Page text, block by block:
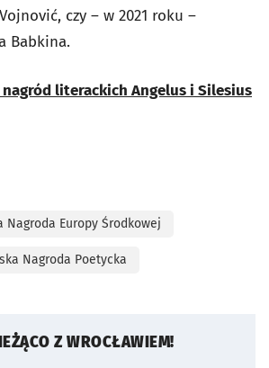
czy – w 2021 roku –
Babkina.
literackich Angelus i Silesius
Nagroda Europy Środkowej
Nagroda Poetycka
Z WROCŁAWIEM!